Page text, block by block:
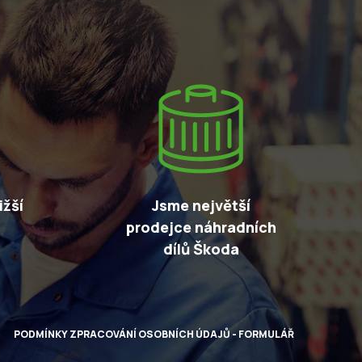
Jsme největší
prodejce náhradních
dílů Škoda
PODMÍNKY ZPRACOVÁNÍ OSOBNÍCH ÚDAJŮ - FORMULÁŘ